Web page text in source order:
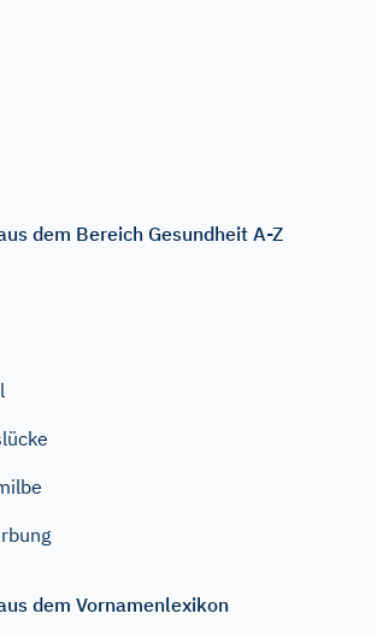
dem Bereich Gesundheit A-Z
dem Vornamenlexikon